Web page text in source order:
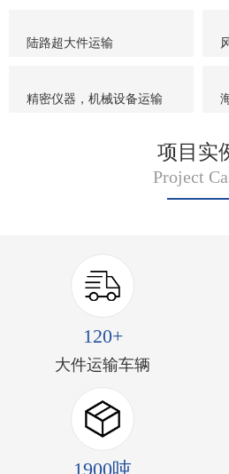
陆路超大件运输
精密仪器，机械设备运输
项目实
Project
120+
大件运输车辆
1900吨